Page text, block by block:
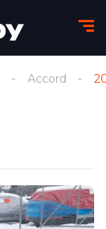
Accord